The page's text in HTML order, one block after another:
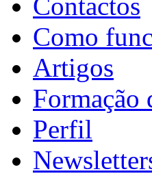
Contactos
Como
Artigos
Formação
Perfil